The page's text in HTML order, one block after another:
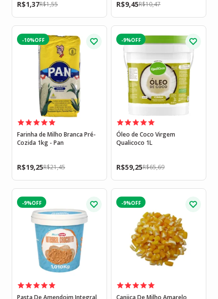
R$1,55
R$1,37
R$10,47
R$9,45
-10%
Farinha de Milho Branca Pré-
Cozida 1kg - Pan
R$21,45
R$19,25
-9%
Óleo de Coco Virgem
Qualicoco 1L
R$65,69
R$59,25
-9%
Pasta De Amendoim Integral
-9%
Canjica De Milho Amarelo